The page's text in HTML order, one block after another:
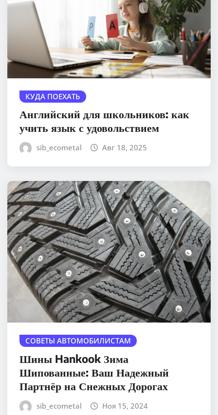
КУДА ПОЕХАТЬ
Английский для школьников: как
учить язык с удовольствием
sib_ecometal Авг 18, 2025
СОВЕТЫ АВТОМОБИЛИСТАМ
Шины Hankook Зима
Шипованные: Ваш Надежный
Партнёр на Снежных Дорогах
sib_ecometal Ноя 15, 2024